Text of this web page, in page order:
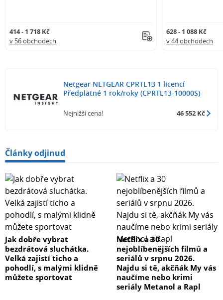
414 - 1 718 Kč
v 56 obchodech
628 - 1 088 Kč
v 44 obchodech
Netgear NETGEAR CPRTL13 1 licencí
Předplatné 1 rok/roky (CPRTL13-10000S)
Nejnižší cena! 46 552 Kč
Články odjinud
Jak dobře vybrat
bezdrátová sluchátka.
Velká zajistí ticho a
pohodlí, s malými klidně
můžete sportovat
Netflix a 30
nejoblíbenějších filmů a
seriálů v srpnu 2026.
Najdu si tě, akčňák My vás
naučíme nebo krimi
seriály Metanol a Rapl